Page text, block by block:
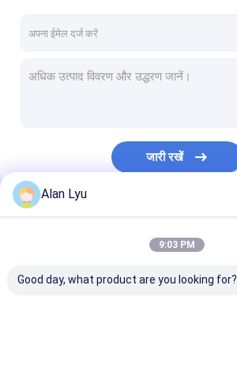
जारी रखें
हमारी श्रेणियाँ
Alan Lyu
9:03 PM
Good day, what product are you looking for?